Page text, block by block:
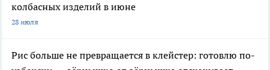
колбасных изделий в июне
28 июля
Рис больше не превращается в клейстер: готовлю по-